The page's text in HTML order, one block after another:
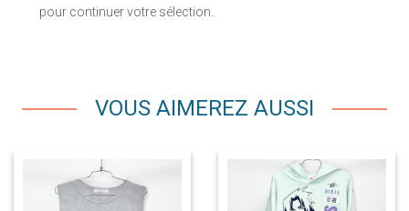
pour continuer votre sélection.
VOUS AIMEREZ AUSSI